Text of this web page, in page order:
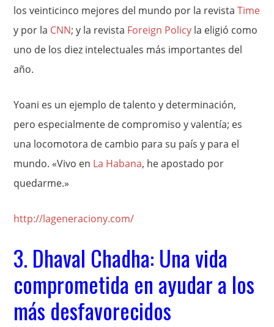
los veinticinco mejores del mundo por la revistaTime
y por la CNN; y la revista Foreign Policy la eligió como
uno de los diez intelectuales más importantes del
año.
Yoani es un ejemplo de talento y determinación,
pero especialmente de compromiso y valentía; es
una locomotora de cambio para su país y para el
mundo. «Vivo en La Habana, he apostado por
quedarme.»
http://lageneraciony.com/
3. Dhaval Chadha: Una vida
comprometida en ayudar a los
más desfavorecidos